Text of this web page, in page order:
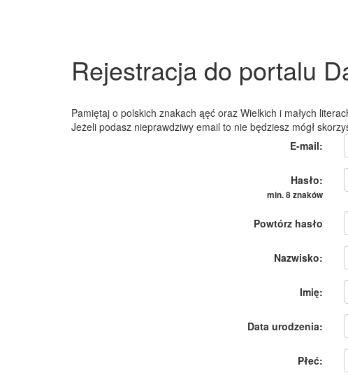
Rejestracja do portalu
Pamiętaj o polskich znakach ąęć oraz Wielkich i małych
Jeżeli podasz nieprawdziwy email to nie będziesz mógł
E-mail:
Hasło:
min. 8 znaków
Powtórz hasło
Nazwisko:
Imię:
Data urodzenia:
Płeć: